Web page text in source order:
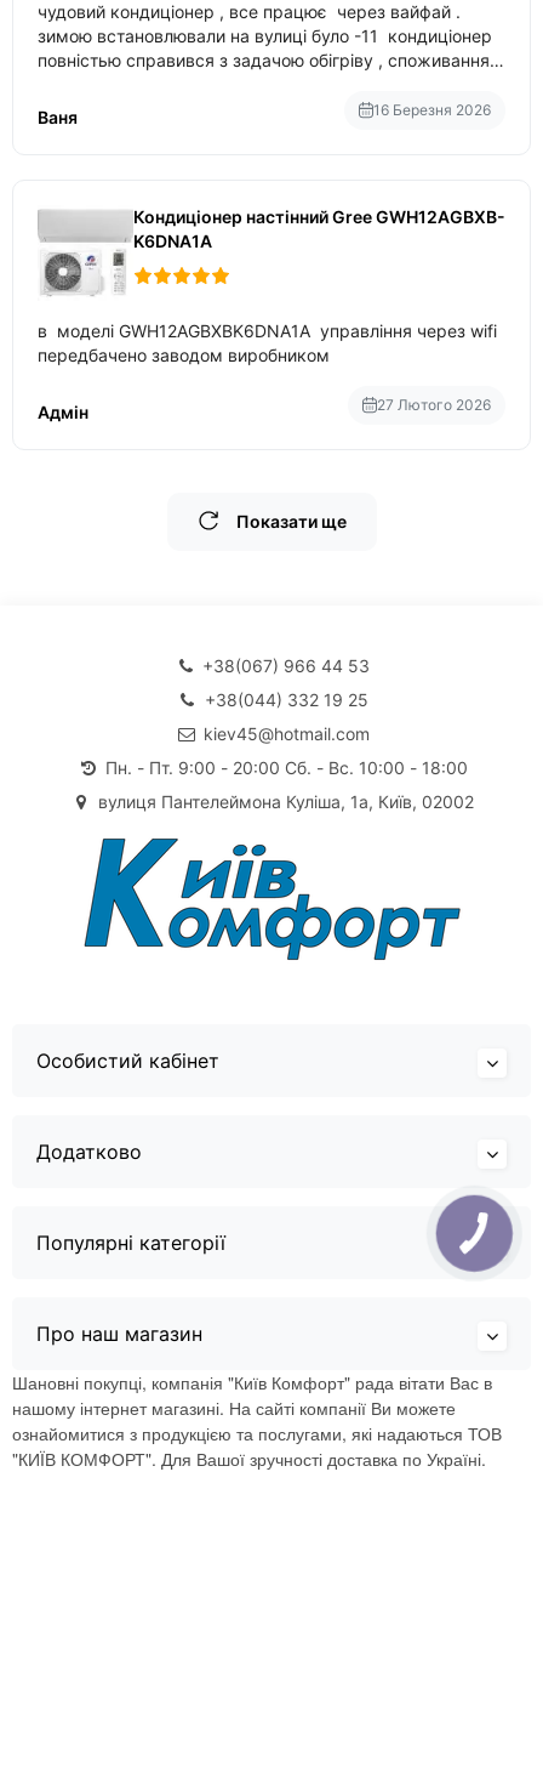
чудовий кондиціонер , все працює через вайфай .
зимою встановлювали на вулиці було -11 кондиціонер
повністью справився з задачою обігріву , споживання
температури
Ваня 16 Березня 2026
Кондиціонер настінний Gree GWH12AGBXB-
K6DNA1A
в моделі GWH12AGBXBK6DNA1A управління через wifi
передбачено заводом виробником
Адмін 27 Лютого 2026
Показати ще
+38(067) 966 44 53
+38(044) 332 19 25
kiev45@hotmail.com
Пн. - Пт. 9:00 - 20:00 Сб. - Вс. 10:00 - 18:00
вулиця Пантелеймона Куліша, 1а, Київ, 02002
Особистий кабінет
Додатково
Популярні категорії
Про наш магазин
Шановні покупці, компанія "Київ Комфорт" рада вітати Вас в
нашому інтернет магазині. На сайті компанії Ви можете
ознайомитися з продукцією та послугами, які надаються ТОВ
"КИЇВ КОМФОРТ". Для Вашої зручності доставка по Україні.